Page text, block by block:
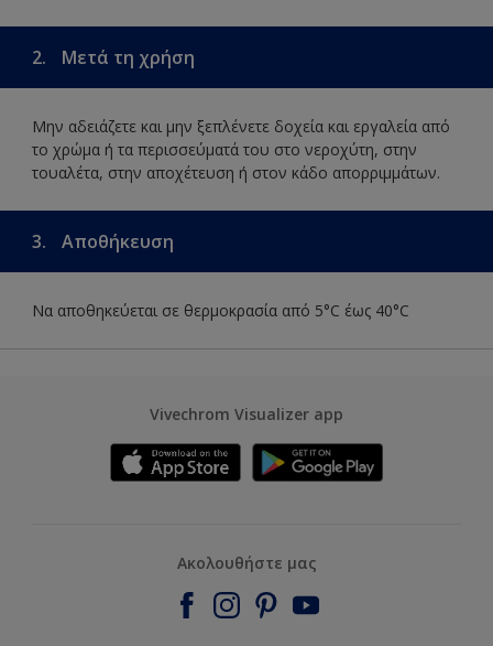
2. Μετά τη χρήση
Μην αδειάζετε και μην ξεπλένετε δοχεία και εργαλεία από
το χρώμα ή τα περισσεύματά του στο νεροχύτη, στην
τουαλέτα, στην αποχέτευση ή στον κάδο απορριμμάτων.
3. Αποθήκευση
Να αποθηκεύεται σε θερμοκρασία από 5°C έως 40°C
Vivechrom Visualizer app
Ακολουθήστε μας